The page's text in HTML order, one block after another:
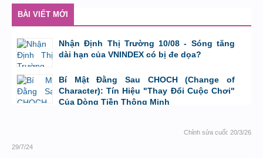
BÀI VIẾT MỚI
Nhận Định Thị Trường 10/08 - Sóng tăng
dài hạn của VNINDEX có bị đe dọa?
bởi Tuấn Thành, 9/8/26 lúc 23:08
Bí Mật Đằng Sau CHOCH (Change of
Character): Tín Hiệu "Thay Đổi Cuộc Chơi"
Của Dòng Tiền Thông Minh
Chỉnh sửa cuối: 20/3/26
29/7/24